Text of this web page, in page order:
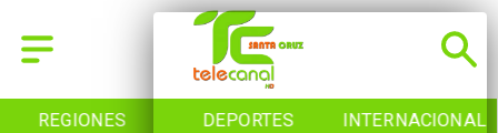
REGIONES DEPORTES INTERNACIONAL